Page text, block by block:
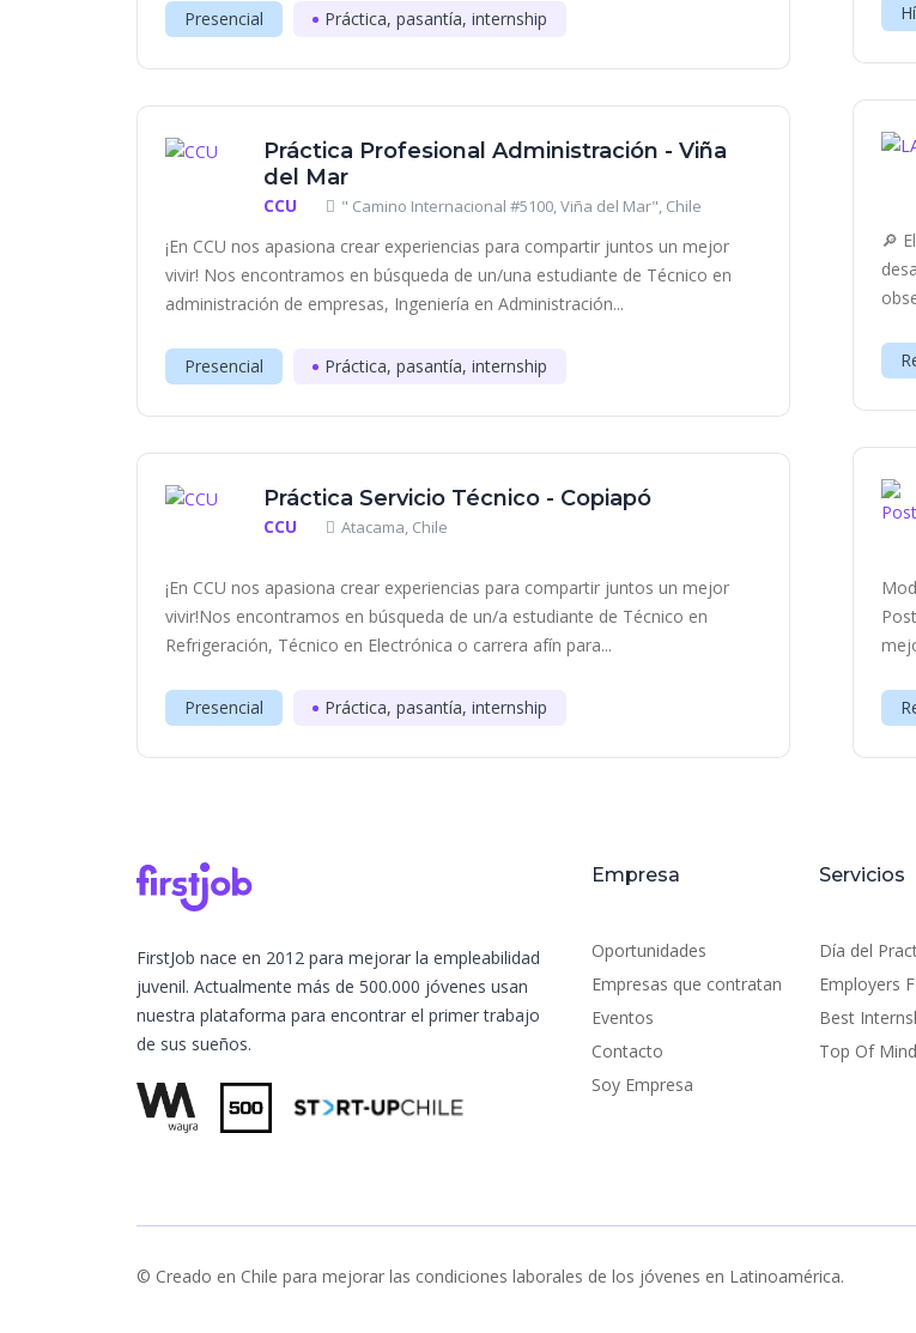
Presencial Práctica, pasantía, internship
Práctica Profesional Administración - Viña
del Mar
CCU " Camino Internacional #5100, Viña del Mar", Chile
¡En CCU nos apasiona crear experiencias para compartir juntos un mejor
vivir! Nos encontramos en búsqueda de un/una estudiante de Técnico en
administración de empresas, Ingeniería en Administración...
Presencial Práctica, pasantía, internship
Práctica Servicio Técnico - Copiapó
CCU Atacama, Chile
¡En CCU nos apasiona crear experiencias para compartir juntos un mejor
vivir!Nos encontramos en búsqueda de un/a estudiante de Técnico en
Refrigeración, Técnico en Electrónica o carrera afín para...
Presencial Práctica, pasantía, internship
🔎
FirstJob nace en 2012 para mejorar la empleabilidad
juvenil. Actualmente más de 500.000 jóvenes usan
nuestra plataforma para encontrar el primer trabajo
de sus sueños.
Empresa
Oportunidades
Empresas que contratan
Eventos
Contacto
Soy Empresa
Servicios
Día del
Employers
Best
Top Of
© Creado en Chile para mejorar las condiciones laborales de los jóvenes en Latinoamérica.